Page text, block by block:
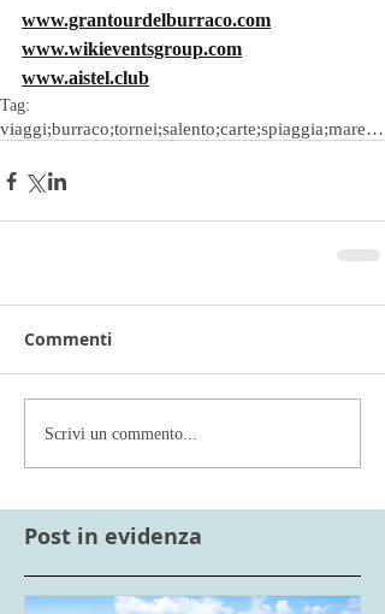
www.grantourdelburraco.com
www.wikieventsgroup.com
www.aistel.club
Tag:
viaggi;burraco;tornei;salento;carte;spiaggia;mare;salento;lecce;vacanze
Commenti
Scrivi un commento...
Post in evidenza